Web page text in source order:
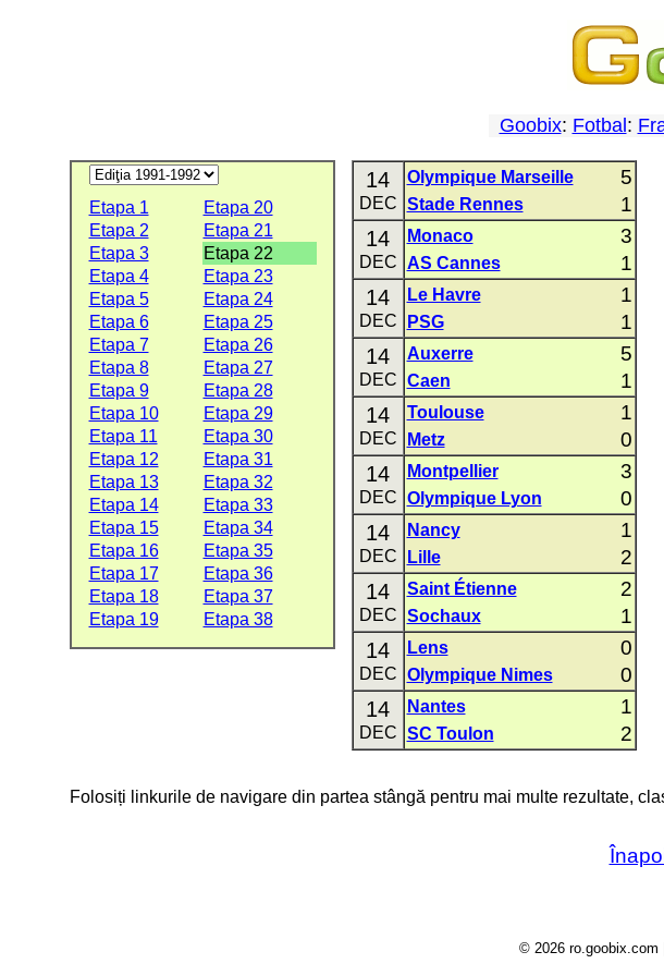
Goobix: Fotbal :
Etapa 1
Etapa 20
Etapa 2
Etapa 21
Etapa 3
Etapa 22
Etapa 4
Etapa 23
Etapa 5
Etapa 24
Etapa 6
Etapa 25
Etapa 7
Etapa 26
Etapa 8
Etapa 27
Etapa 9
Etapa 28
Etapa 10
Etapa 29
Etapa 11
Etapa 30
Etapa 12
Etapa 31
Etapa 13
Etapa 32
Etapa 14
Etapa 33
Etapa 15
Etapa 34
Etapa 16
Etapa 35
Etapa 17
Etapa 36
Etapa 18
Etapa 37
Etapa 19
Etapa 38
14
DEC
Olympique Marseille 5
Stade Rennes 1
14
DEC
Monaco 3
AS Cannes 1
14
DEC
Le Havre 1
PSG 1
14
DEC
Auxerre 5
Caen 1
14
DEC
Toulouse 1
Metz 0
14
DEC
Montpellier 3
Olympique Lyon 0
14
DEC
Nancy 1
Lille 2
14
DEC
Saint Étienne 2
Sochaux 1
14
DEC
Lens 0
Olympique Nimes 0
14
DEC
Nantes 1
SC Toulon 2
Folosiți linkurile de navigare din partea stângă pentru mai multe rezultate,
© 2026 ro.goobix.com |